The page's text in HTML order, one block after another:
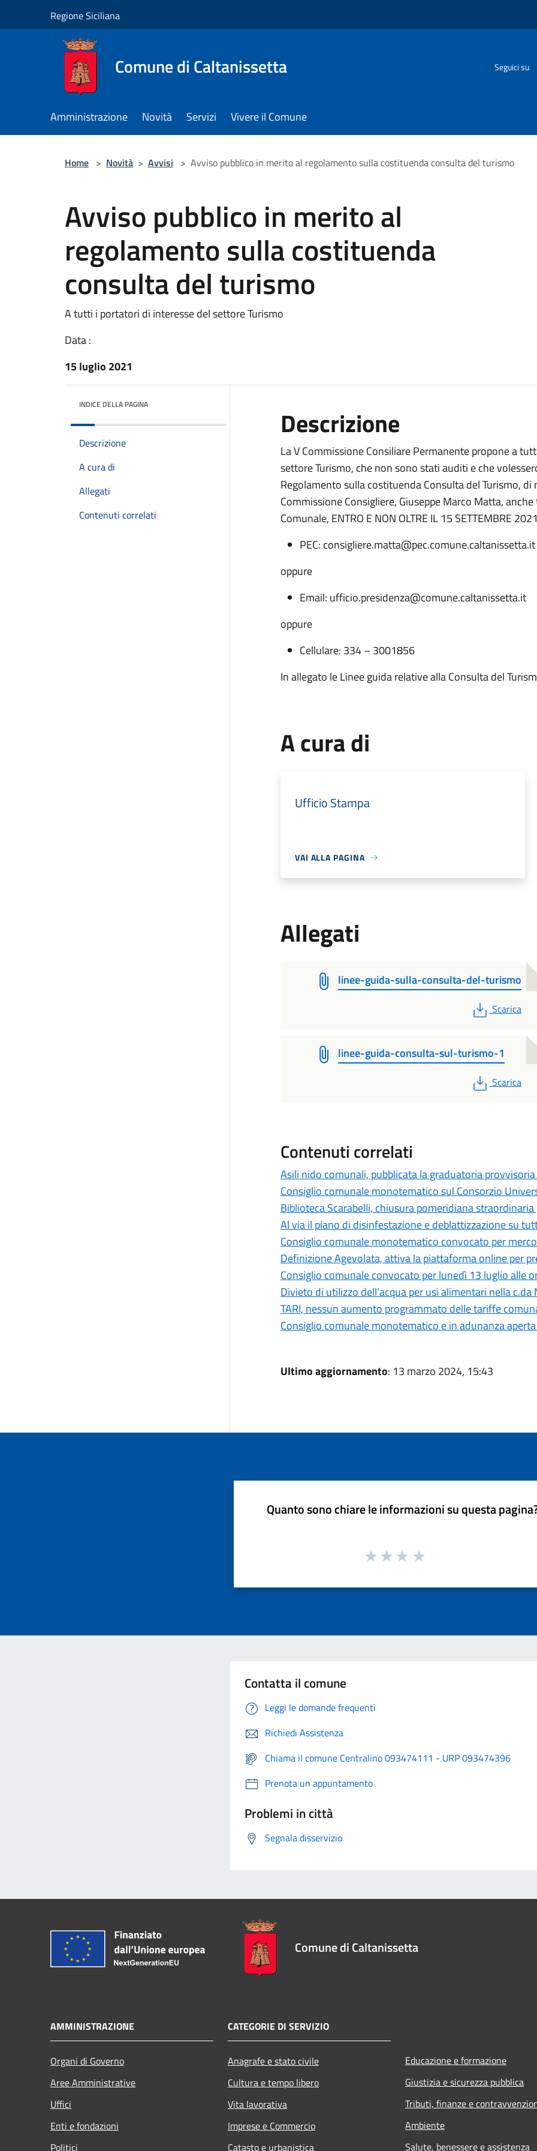
Regione Siciliana
Comune di Caltanissetta Seguici su
Amministrazione Novità Servizi Vivere il Comune
Home > Novità > Avvisi > Avviso pubblico in merito al regolamento sulla costituenda consulta del turismo
Avviso pubblico in merito al
regolamento sulla costituenda
consulta del turismo
A tutti i portatori di interesse del settore Turismo
Data :
15 luglio 2021
INDICE DELLA PAGINA
Descrizione
A cura di
Allegati
Contenuti correlati
Descrizione
La V Commissione Consiliare Permanente propone a
settore Turismo, che non sono stati auditi e che
Regolamento sulla costituenda Consulta del Turismo,
Commissione Consigliere, Giuseppe Marco Matta,
Comunale, ENTRO E NON OLTRE IL 15 SETTEMBRE
PEC: consigliere.matta@pec.comune.caltanissetta.it
oppure
Email: ufficio.presidenza@comune.caltanissetta.it
oppure
Cellulare: 334 – 3001856
In allegato le Linee guida relative alla Consulta del
A cura di
Ufficio Stampa
VAI ALLA PAGINA
Allegati
linee-guida-sulla-consulta-del-turismo
PDF
Scarica
linee-guida-consulta-sul-turismo-1
PDF
Scarica
Contenuti correlati
Asili nido comunali, pubblicata la graduatoria
Consiglio comunale monotematico sul Consorzio
Biblioteca Scarabelli, chiusura pomeridiana
Al via il piano di disinfestazione e deblattizzazione su
Consiglio comunale monotematico convocato per
Definizione Agevolata, attiva la piattaforma online per
Consiglio comunale convocato per lunedì 13 luglio alle
Divieto di utilizzo dell’acqua per usi alimentari nella c.da
TARI, nessun aumento programmato delle tariffe
Consiglio comunale monotematico e in adunanza
Ultimo aggiornamento: 13 marzo 2024, 15:43
Quanto sono chiare le informazioni su questa
Contatta il comune
Leggi le domande frequenti
Richiedi Assistenza
Chiama il comune Centralino 093474111 - URP 093474396
Prenota un appuntamento
Problemi in città
Segnala disservizio
Comune di Caltanissetta
AMMINISTRAZIONE
Organi di Governo
Aree Amministrative
Uffici
Enti e fondazioni
Politici
CATEGORIE DI SERVIZIO
Anagrafe e stato civile
Cultura e tempo libero
Vita lavorativa
Imprese e Commercio
Catasto e urbanistica
Educazione e formazione
Giustizia e sicurezza pubblica
Tributi, finanze e
Ambiente
Salute, benessere e assistenza